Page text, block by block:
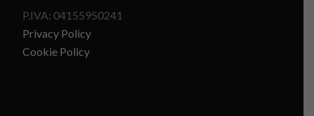
P.IVA: 04155950241
Privacy Policy
Cookie Policy